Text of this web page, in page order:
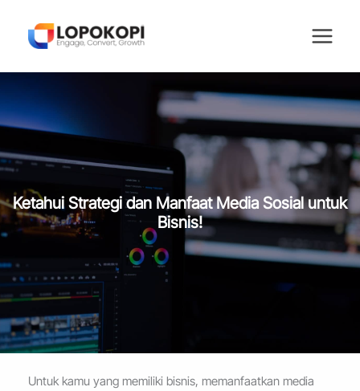
content
Ketahui Strategi dan Manfaat Media Sosial untuk
Bisnis!
Untuk kamu yang memiliki bisnis, memanfaatkan media